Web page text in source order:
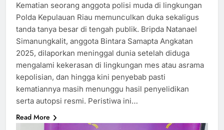
Kematian seorang anggota polisi muda di lingkungan
Polda Kepulauan Riau memunculkan duka sekaligus
tanda tanya besar di tengah publik. Bripda Natanael
Simanungkalit, anggota Bintara Samapta Angkatan
2025, dilaporkan meninggal dunia setelah diduga
mengalami kekerasan di lingkungan mes atau asrama
kepolisian, dan hingga kini penyebab pasti
kematiannya masih menunggu hasil penyelidikan
serta autopsi resmi. Peristiwa ini…
Read More